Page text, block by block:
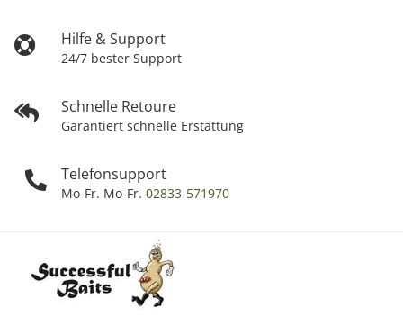
Hilfe & Support
24/7 bester Support
Schnelle Retoure
Garantiert schnelle Erstattung
Telefonsupport
Mo-Fr. Mo-Fr. 02833-571970